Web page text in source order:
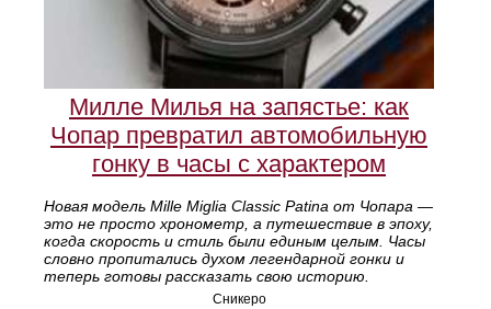
Милле Милья на запястье: как
Чопар превратил автомобильную
гонку в часы с характером
Новая модель Mille Miglia Classic Patina от Чопара —
это не просто хронометр, а путешествие в эпоху,
когда скорость и стиль были единым целым. Часы
словно пропитались духом легендарной гонки и
теперь готовы рассказать свою историю.
Сникеро